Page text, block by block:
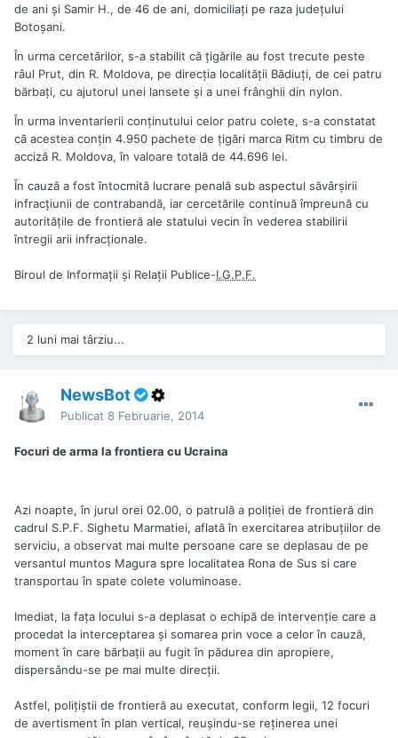
de ani şi Samir H., de 46 de ani, domiciliaţi pe raza judeţului
Botoşani.
În urma cercetărilor, s-a stabilit că ţigările au fost trecute peste
râul Prut, din R. Moldova, pe direcţia localităţii Bădiuţi, de cei patru
bărbaţi, cu ajutorul unei lansete şi a unei frânghii din nylon.
În urma inventarierii conţinutului celor patru colete, s-a constatat
că acestea conţin 4.950 pachete de ţigări marca Ritm cu timbru de
acciză R. Moldova, în valoare totală de 44.696 lei.
În cauză a fost întocmită lucrare penală sub aspectul săvârşirii
infracţiunii de contrabandă, iar cercetările continuă împreună cu
autorităţile de frontieră ale statului vecin în vederea stabilirii
întregii arii infracţionale.
Biroul de Informații și Relații Publice-I.G.P.F.
2 luni mai târziu...
NewsBot
Publicat 8 Februarie, 2014
Focuri de arma la frontiera cu Ucraina
Azi noapte, în jurul orei 02.00, o patrulă a poliţiei de frontieră din
cadrul S.P.F. Sighetu Marmatiei, aflată în exercitarea atribuţiilor de
serviciu, a observat mai multe persoane care se deplasau de pe
versantul muntos Magura spre localitatea Rona de Sus si care
transportau în spate colete voluminoase.
Imediat, la faţa locului s-a deplasat o echipă de intervenţie care a
procedat la interceptarea şi somarea prin voce a celor în cauză,
moment în care bărbaţii au fugit în pădurea din apropiere,
dispersându-se pe mai multe direcţii.
Astfel, poliţiştii de frontieră au executat, conform legii, 12 focuri
de avertisment în plan vertical, reuşindu-se reţinerea unei